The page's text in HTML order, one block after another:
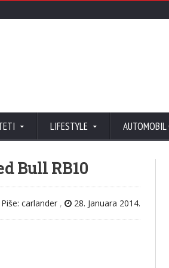
LIFESTYLE AUTOMOBIL
Bull RB10
Piše: carlander , 28. Januara 2014.